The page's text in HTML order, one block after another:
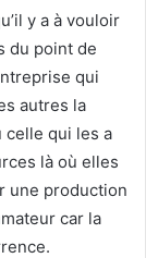
y a à vouloir
du point de
qui
autres la
celle qui les a
là où elles
une production
car la